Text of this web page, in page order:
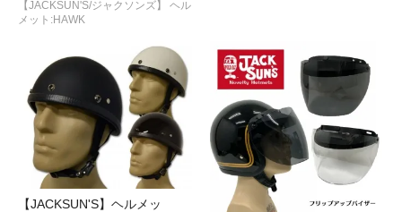
【JACKSUN'S/ジャクソンズ】 ヘル
メット:HAWK
【JACKSUN'S】ヘルメッ